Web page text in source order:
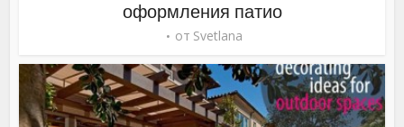
оформления патио
от Svetlana